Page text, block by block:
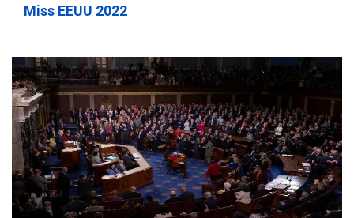
Miss EEUU 2022
POLÍTICA
TITULARES
ÚLTIMA HORA
ONGs piden a CIDH